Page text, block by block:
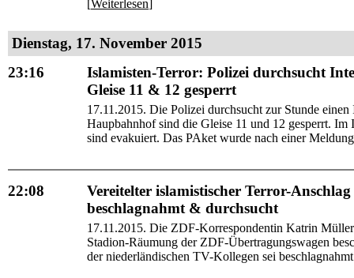
[Weiterlesen]
Dienstag, 17. November 2015
23:16
Islamisten-Terror: Polizei durchsucht
Gleise 11 & 12 gesperrt
17.11.2015. Die Polizei durchsucht zur Stunde
Haupbahnhof sind die Gleise 11 und 12 gesperrt.
sind evakuiert. Das PAket wurde nach einer
22:08
Vereitelter islamistischer Terror-
beschlagnahmt & durchsucht
17.11.2015. Die ZDF-Korrespondentin Katrin
Stadion-Räumung der ZDF-Übertragungswagen
der niederländischen TV-Kollegen sei